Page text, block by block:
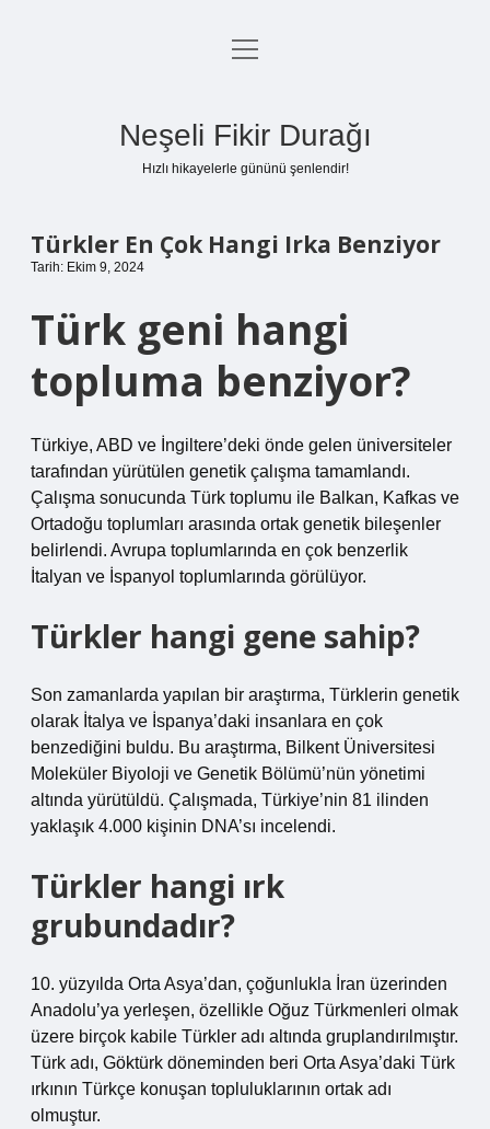
Anasayfa
menüyü
Neşeli Fikir Durağı
Hızlı hikayelerle gününü şenlendir!
Türkler En Çok Hangi Irka Benziyor
Tarih: Ekim 9, 2024
Türk geni hangi
topluma benziyor?
Türkiye, ABD ve İngiltere’deki önde gelen üniversiteler
tarafından yürütülen genetik çalışma tamamlandı.
Çalışma sonucunda Türk toplumu ile Balkan, Kafkas ve
Ortadoğu toplumları arasında ortak genetik bileşenler
belirlendi. Avrupa toplumlarında en çok benzerlik
İtalyan ve İspanyol toplumlarında görülüyor.
Türkler hangi gene sahip?
Son zamanlarda yapılan bir araştırma, Türklerin genetik
olarak İtalya ve İspanya’daki insanlara en çok
benzediğini buldu. Bu araştırma, Bilkent Üniversitesi
Moleküler Biyoloji ve Genetik Bölümü’nün yönetimi
altında yürütüldü. Çalışmada, Türkiye’nin 81 ilinden
yaklaşık 4.000 kişinin DNA’sı incelendi.
Türkler hangi ırk
grubundadır?
10. yüzyılda Orta Asya’dan, çoğunlukla İran üzerinden
Anadolu’ya yerleşen, özellikle Oğuz Türkmenleri olmak
üzere birçok kabile Türkler adı altında gruplandırılmıştır.
Türk adı, Göktürk döneminden beri Orta Asya’daki Türk
ırkının Türkçe konuşan topluluklarının ortak adı
olmuştur.